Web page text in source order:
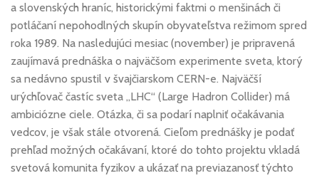
a slovenských hraníc, historickými faktmi o menšinách či
potláčaní nepohodlných skupín obyvateľstva režimom spred
roka 1989. Na nasledujúci mesiac (november) je pripravená
zaujímavá prednáška o najväčšom experimente sveta, ktorý
sa nedávno spustil v švajčiarskom CERN-e. Najväčší
urýchľovač častíc sveta „LHC“ (Large Hadron Collider) má
ambiciózne ciele. Otázka, či sa podarí naplniť očakávania
vedcov, je však stále otvorená. Cieľom prednášky je podať
prehľad možných očakávaní, ktoré do tohto projektu vkladá
svetová komunita fyzikov a ukázať na previazanosť týchto